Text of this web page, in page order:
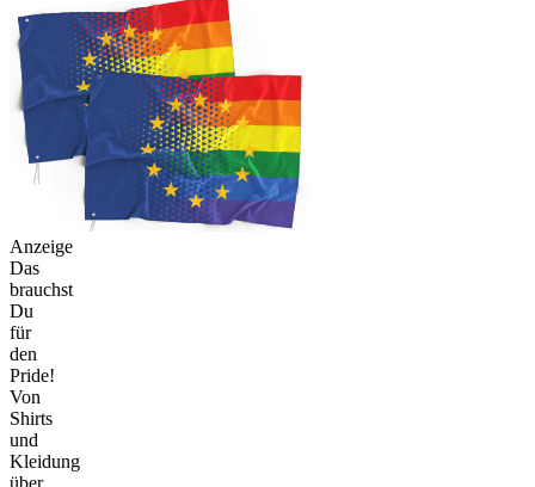
Anzeige
Das
brauchst
Du
für
den
Pride!
Von
Shirts
und
Kleidung